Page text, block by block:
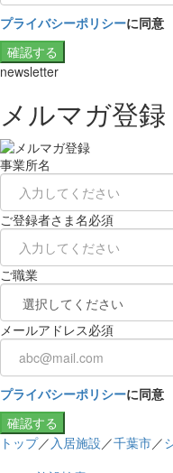
プライバシーポリシーに同意
確認する
newsletter
メルマガ登録
事業所名
ご登録者さま名必須
ご職業
メールアドレス必須
プライバシーポリシーに同意
確認する
トップ／ 入居施設 ／千葉市／